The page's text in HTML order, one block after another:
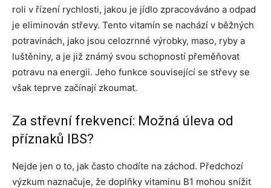
roli v řízení rychlosti, jakou je jídlo zpracováváno a odpad
je eliminován střevy. Tento vitamín se nachází v běžných
potravinách, jako jsou celozrnné výrobky, maso, ryby a
luštěniny, a je již známý svou schopností přeměňovat
potravu na energii. Jeho funkce související se střevy se
však teprve začínají zkoumat.
Za střevní frekvencí: Možná úleva od
příznaků IBS?
Nejde jen o to, jak často chodíte na záchod. Předchozí
výzkum naznačuje, že doplňky vitaminu B1 mohou snížit